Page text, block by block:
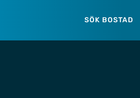
SÖK BOSTAD